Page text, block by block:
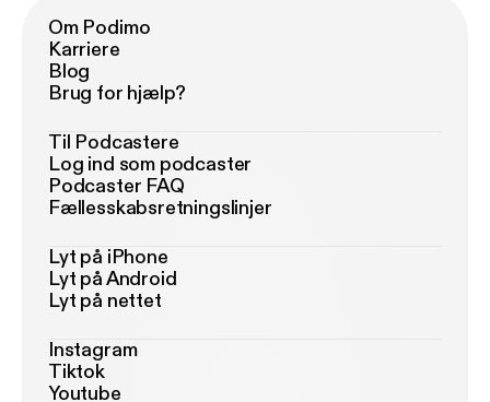
Om Podimo
Karriere
Blog
Brug for hjælp?
Til Podcastere
Log ind som podcaster
Podcaster FAQ
Fællesskabsretningslinjer
Lyt på iPhone
Lyt på Android
Lyt på nettet
Instagram
Tiktok
Youtube